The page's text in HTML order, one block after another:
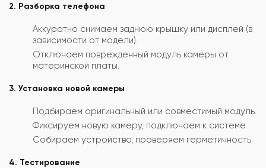
2. Разборка телефона
Аккуратно снимаем заднюю крышку или дисплей (в
зависимости от модели).
Отключаем поврежденный модуль камеры от
материнской платы.
3. Установка новой камеры
Подбираем оригинальный или совместимый модуль.
Фиксируем новую камеру, подключаем к системе.
Собираем устройство, проверяем герметичность.
4. Тестирование